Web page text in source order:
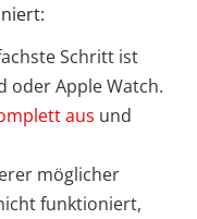
Schritt ist
oder Apple Watch.
aus und
möglicher
funktioniert,